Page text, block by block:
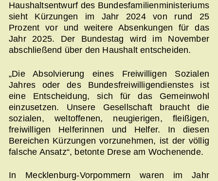
Haushaltsentwurf des Bundesfamilienministeriums
sieht Kürzungen im Jahr 2024 von rund 25
Prozent vor und weitere Absenkungen für das
Jahr 2025. Der Bundestag wird im November
abschließend über den Haushalt entscheiden.
„Die Absolvierung eines Freiwilligen Sozialen
Jahres oder des Bundesfreiwilligendienstes ist
eine Entscheidung, sich für das Gemeinwohl
einzusetzen. Unsere Gesellschaft braucht die
sozialen, weltoffenen, neugierigen, fleißigen,
freiwilligen Helferinnen und Helfer. In diesen
Bereichen Kürzungen vorzunehmen, ist der völlig
falsche Ansatz“, betonte Drese am Wochenende.
In Mecklenburg-Vorpommern waren im Jahr